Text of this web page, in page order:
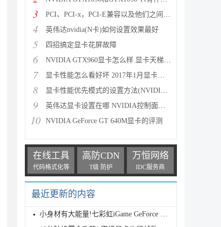
3 PCI、PCI-x，PCI-E兼容以及他们之间的区别详细图解
4 英伟达nvidia(N卡)如何设置效果最好
5 四招搞定显卡花屏故障
6 NVIDIA GTX960显卡怎么样 显卡天梯图看GTX960性能水平
7 显卡性能怎么看好坏 2017年1月显卡性能天梯图最新版
8 显卡性能优先模式的设置方法(NVIDIA显卡与AMD显卡)
9 英伟达显卡设置在哪 NVIDIA控制面板打开方法图文介绍
10 NVIDIA GeForce GT 640M显卡的评测
在线工具
代码格式化等
高防CDN
T级 防护
万恒网络
IDC服务商
最近更新的内容
小身材有大能量!七彩虹iGame GeForce RTX 5070 Ti Ult